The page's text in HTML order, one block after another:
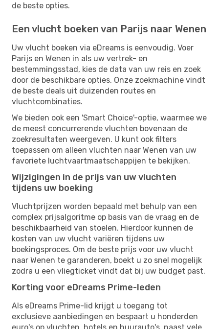
de beste opties.
Een vlucht boeken van Parijs naar Wenen
Uw vlucht boeken via eDreams is eenvoudig. Voer
Parijs en Wenen in als uw vertrek- en
bestemmingsstad, kies de data van uw reis en zoek
door de beschikbare opties. Onze zoekmachine vindt
de beste deals uit duizenden routes en
vluchtcombinaties.
We bieden ook een 'Smart Choice'-optie, waarmee we
de meest concurrerende vluchten bovenaan de
zoekresultaten weergeven. U kunt ook filters
toepassen om alleen vluchten naar Wenen van uw
favoriete luchtvaartmaatschappijen te bekijken.
Wijzigingen in de prijs van uw vluchten
tijdens uw boeking
Vluchtprijzen worden bepaald met behulp van een
complex prijsalgoritme op basis van de vraag en de
beschikbaarheid van stoelen. Hierdoor kunnen de
kosten van uw vlucht variëren tijdens uw
boekingsproces. Om de beste prijs voor uw vlucht
naar Wenen te garanderen, boekt u zo snel mogelijk
zodra u een vliegticket vindt dat bij uw budget past.
Korting voor eDreams Prime-leden
Als eDreams Prime-lid krijgt u toegang tot
exclusieve aanbiedingen en bespaart u honderden